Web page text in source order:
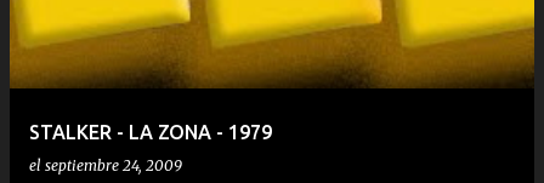
STALKER - LA ZONA - 1979
el septiembre 24, 2009